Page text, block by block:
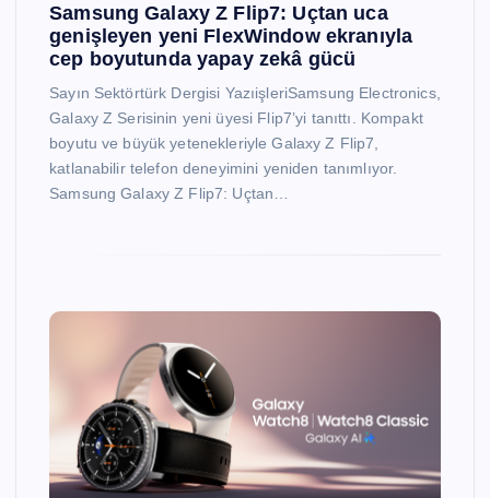
Samsung Galaxy Z Flip7: Uçtan uca
genişleyen yeni FlexWindow ekranıyla
cep boyutunda yapay zekâ gücü
Sayın Sektörtürk Dergisi YazıişleriSamsung Electronics,
Galaxy Z Serisinin yeni üyesi Flip7’yi tanıttı. Kompakt
boyutu ve büyük yetenekleriyle Galaxy Z Flip7,
katlanabilir telefon deneyimini yeniden tanımlıyor.
Samsung Galaxy Z Flip7: Uçtan…